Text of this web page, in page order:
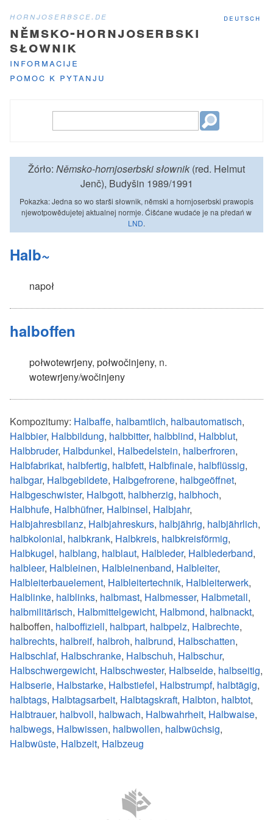
hornjoserbsce.de deutsch
němsko-hornjoserbski
słownik
informacije
pomoc k pytanju
Žórło: Němsko-hornjoserbski słownik (red. Helmut
Jenč), Budyšin 1989/1991
Pokazka: Jedna so wo starši słownik, němski a hornjoserbski prawopis
njewotpowědujetej aktualnej normje. Ćišćane wudaće je na předań w
LND.
Halb~
napoł
halboffen
połwotewrjeny, połwočinjeny, n.
wotewrjeny/wočinjeny
Kompozitumy: Halbaffe, halbamtlich, halbautomatisch,
Halbbier, Halbbildung, halbbitter, halbblind, Halbblut,
Halbbruder, Halbdunkel, Halbedelstein, halberfroren,
Halbfabrikat, halbfertig, halbfett, Halbfinale, halbflüssig,
halbgar, Halbgebildete, Halbgefrorene, halbgeöffnet,
Halbgeschwister, Halbgott, halbherzig, halbhoch,
Halbhufe, Halbhüfner, Halbinsel, Halbjahr,
Halbjahresbilanz, Halbjahreskurs, halbjährig, halbjährlich,
halbkolonial, halbkrank, Halbkreis, halbkreisförmig,
Halbkugel, halblang, halblaut, Halbleder, Halblederband,
halbleer, Halbleinen, Halbleinenband, Halbleiter,
Halbleiterbauelement, Halbleitertechnik, Halbleiterwerk,
Halblinke, halblinks, halbmast, Halbmesser, Halbmetall,
halbmilitärisch, Halbmittelgewicht, Halbmond, halbnackt,
halboffen, halboffiziell, halbpart, halbpelz, Halbrechte,
halbrechts, halbreif, halbroh, halbrund, Halbschatten,
Halbschlaf, Halbschranke, Halbschuh, Halbschur,
Halbschwergewicht, Halbschwester, Halbseide, halbseitig,
Halbserie, Halbstarke, Halbstiefel, Halbstrumpf, halbtägig,
halbtags, Halbtagsarbeit, Halbtagskraft, Halbton, halbtot,
Halbtrauer, halbvoll, halbwach, Halbwahrheit, Halbwaise,
halbwegs, Halbwissen, halbwollen, halbwüchsig,
Halbwüste, Halbzeit, Halbzeug